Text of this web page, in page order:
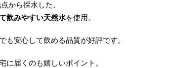
から採水した、
飲みやすい天然水を使用。
も安心して飲める品質が好評です。
に届くのも嬉しいポイント。